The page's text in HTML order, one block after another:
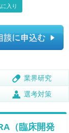
入り
業界研究
業界研究
選考対策
選考対策
（臨床開発